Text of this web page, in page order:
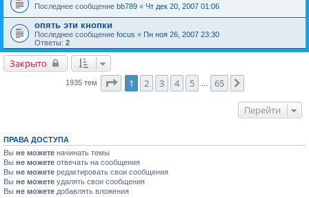
Последнее сообщение bb789 « Чт дек 20, 2007 01:06
опять эти кнопки
Последнее сообщение focus « Пн ноя 26, 2007 23:30
Ответы: 2
Закрыто
1935 тем Страница1 из
1 2 3 4 5 65
Перейти
ПРАВА ДОСТУПА
Вы не можете начинать темы
Вы не можете отвечать на сообщения
Вы не можете редактировать свои сообщения
Вы не можете удалять свои сообщения
Вы не можете добавлять вложения